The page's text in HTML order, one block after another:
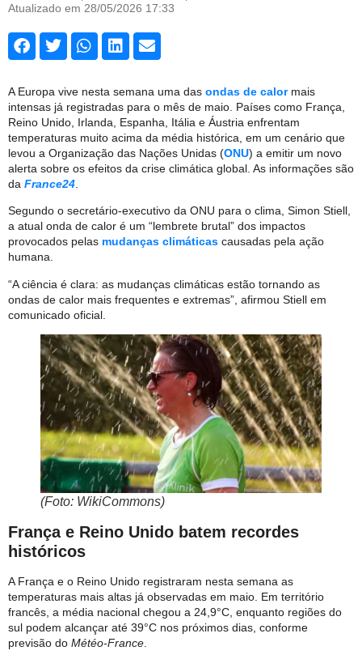
Atualizado em 28/05/2026 17:33
A Europa vive nesta semana uma das ondas de calormais
intensas já registradas para o mês de maio. Países como França,
Reino Unido, Irlanda, Espanha, Itália e Áustria enfrentam
temperaturas muito acima da média histórica, em um cenário que
levou a Organização das Nações Unidas (ONU) a emitir um novo
alerta sobre os efeitos da crise climática global. As informações são
da France24
Segundo o secretário-executivo da ONU para o clima, Simon Stiell,
a atual onda de calor é um “lembrete brutal” dos impactos
provocados pelas mudanças climáticas causadas pela ação
humana.
“A ciência é clara: as mudanças climáticas estão tornando as
ondas de calor mais frequentes e extremas”, afirmou Stiell em
comunicado oficial.
(Foto: WikiCommons)
França e Reino Unido batem recordes
históricos
A França e o Reino Unido registraram nesta semana as
temperaturas mais altas já observadas em maio. Em território
francês, a média nacional chegou a 24,9°C, enquanto regiões do
sul podem alcançar até 39°C nos próximos dias, conforme
previsão do Météo-France.